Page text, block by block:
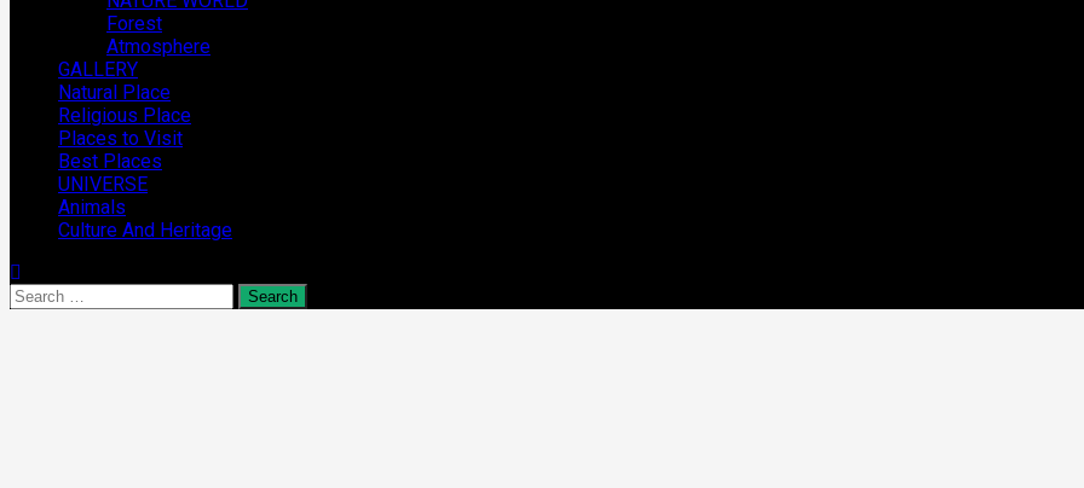
Forest
Atmosphere
GALLERY
Natural Place
Religious Place
Places to Visit
Best Places
UNIVERSE
Animals
Culture And Heritage